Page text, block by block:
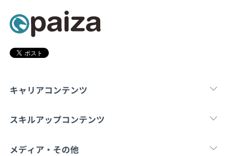
キャリアコンテンツ
転職・キャリア 新卒就
スキルアップコンテンツ
学習 マンガ・ゲーム
メディア・その他